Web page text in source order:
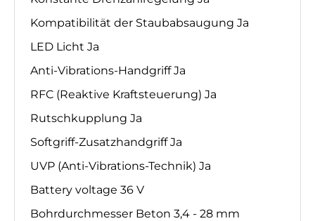
Kompatibilität der Staubabsaugung Ja
LED Licht Ja
Anti-Vibrations-Handgriff Ja
RFC (Reaktive Kraftsteuerung) Ja
Rutschkupplung Ja
Softgriff-Zusatzhandgriff Ja
UVP (Anti-Vibrations-Technik) Ja
Battery voltage 36 V
Bohrdurchmesser Beton 3,4 - 28 mm